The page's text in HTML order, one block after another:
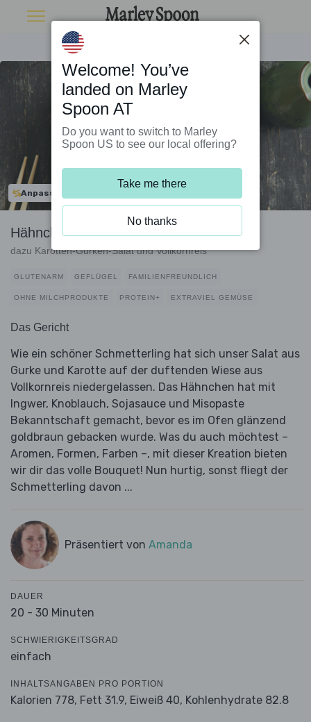
Anpassbar
Hähnchen asiatische Art mit Misoglasur
dazu Karotten-Gurken-Salat und Vollkornreis
GLUTENARM GEFLÜGEL FAMILIENFREUNDLICH
OHNE MILCHPRODUKTE PROTEIN+ EXTRAVIEL GEMÜSE
Das Gericht
Wie ein schöner Schmetterling hat sich unser Salat aus
Gurke und Karotte auf der duftenden Wiese aus
Vollkornreis niedergelassen. Das Hähnchen hat mit
Ingwer, Knoblauch, Sojasauce und Misopaste
Bekanntschaft gemacht, bevor es im Ofen glänzend
goldbraun gebacken wurde. Was du auch möchtest –
Aromen, Formen, Farben –, mit dieser Kreation bieten
wir dir das volle Bouquet! Nun hurtig, sonst fliegt der
Schmetterling davon ...
Präsentiert von Amanda
DAUER
20 - 30 Minuten
SCHWIERIGKEITSGRAD
einfach
INHALTSANGABEN PRO PORTION
Kalorien 778, Fett 31.9, Eiweiß 40, Kohlenhydrate 82.8
Welcome! You’ve
landed on Marley
Spoon AT
Do you want to switch to Marley
Spoon US to see our local offering?
Take me there
No thanks